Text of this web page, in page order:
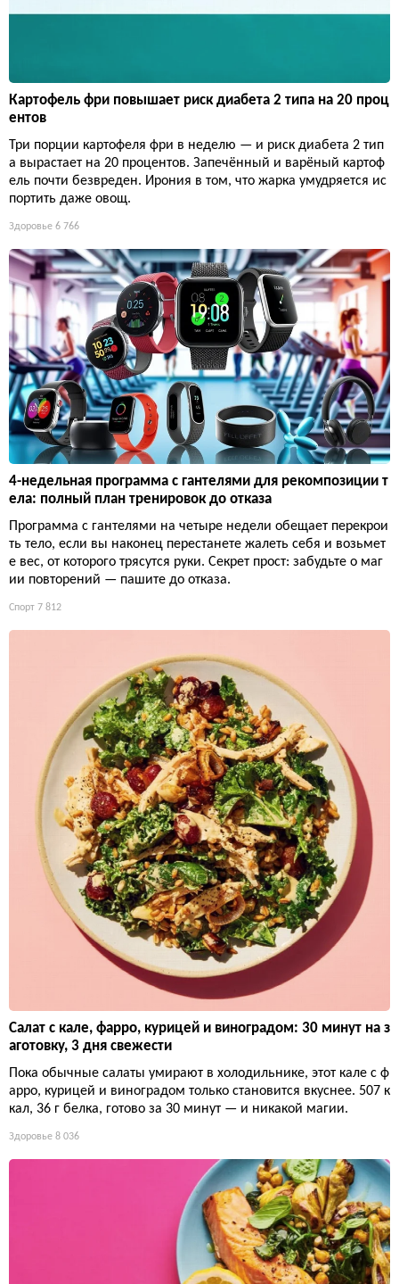
Картофель фри повышает риск диабета 2 типа на 20 проц
ентов
Три порции картофеля фри в неделю — и риск диабета 2 тип
а вырастает на 20 процентов. Запечённый и варёный картоф
ель почти безвреден. Ирония в том, что жарка умудряется ис
портить даже овощ.
Здоровье 6 766
4-недельная программа с гантелями для рекомпозиции т
ела: полный план тренировок до отказа
Программа с гантелями на четыре недели обещает перекрои
ть тело, если вы наконец перестанете жалеть себя и возьмет
е вес, от которого трясутся руки. Секрет прост: забудьте о маг
ии повторений — пашите до отказа.
Спорт 7 812
Салат с кале, фарро, курицей и виноградом: 30 минут на з
аготовку, 3 дня свежести
Пока обычные салаты умирают в холодильнике, этот кале с ф
арро, курицей и виноградом только становится вкуснее. 507 к
кал, 36 г белка, готово за 30 минут — и никакой магии.
Здоровье 8 036